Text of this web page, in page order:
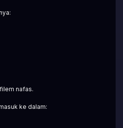
nafas.
ke dalam: